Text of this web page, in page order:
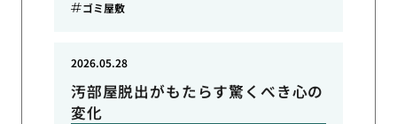
ゴミ屋敷
汚部屋脱出がもたらす驚くべき心の
変化
2026.05.28